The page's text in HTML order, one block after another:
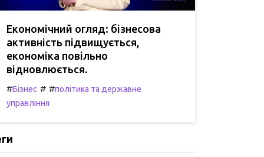
Економічний огляд: бізнесова
активність підвищується,
економіка повільно
відновлюється.
#Бізнес # #політика та державне
управління